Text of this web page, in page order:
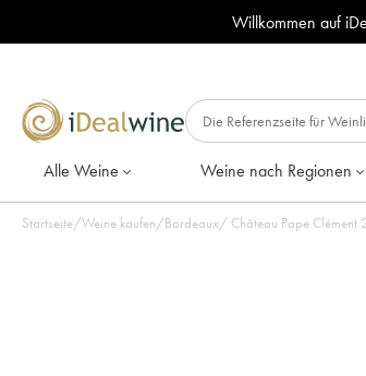
Willkommen auf
Alle Weine Weine nach Regionen
Startseite/Weine kaufen/Bordeaux/